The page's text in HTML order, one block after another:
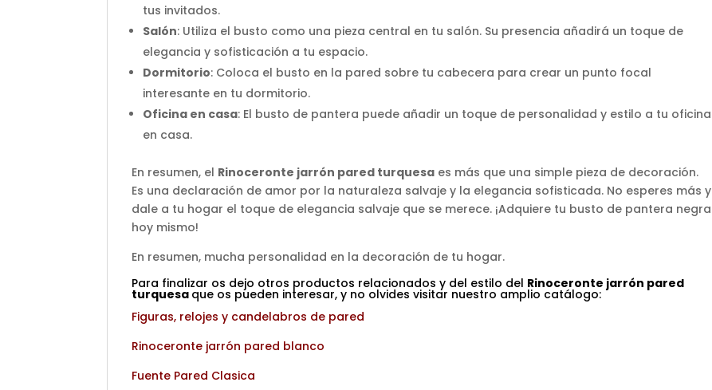
tus invitados.
Salón: Utiliza el busto como una pieza central en tu salón. Su presencia añadirá un toque de
elegancia y sofisticación a tu espacio.
Dormitorio: Coloca el busto en la pared sobre tu cabecera para crear un punto focal
interesante en tu dormitorio.
Oficina en casa: El busto de pantera puede añadir un toque de personalidad y estilo a tu oficina
en casa.
En resumen, el Rinoceronte jarrón pared turquesa es más que una simple pieza de decoración.
Es una declaración de amor por la naturaleza salvaje y la elegancia sofisticada. No esperes más y
dale a tu hogar el toque de elegancia salvaje que se merece. ¡Adquiere tu busto de pantera negra
hoy mismo!
En resumen, mucha personalidad en la decoración de tu hogar.
Para finalizar os dejo otros productos relacionados y del estilo del Rinoceronte jarrón pared
turquesa que os pueden interesar, y no olvides visitar nuestro amplio catálogo:
Figuras, relojes y candelabros de pared
Rinoceronte jarrón pared blanco
Fuente Pared Clasica